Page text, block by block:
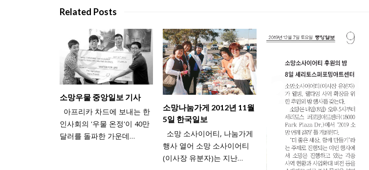
Related Posts
소망우물 중앙일보 기사
아프리카 차드에 보내는 한
인사회의 '우물 온정'이 40만
달러를 돌파한 가운데…
소망나눔가게 2012년 11월
5일 한국일보
소망 소사이어티, 나눔가게
행사 열어 소망 소사이어티
(이사장 유분자)는 지난…